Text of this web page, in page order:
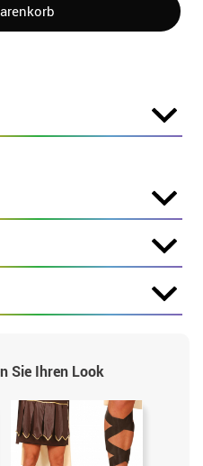
Sie Ihren Look